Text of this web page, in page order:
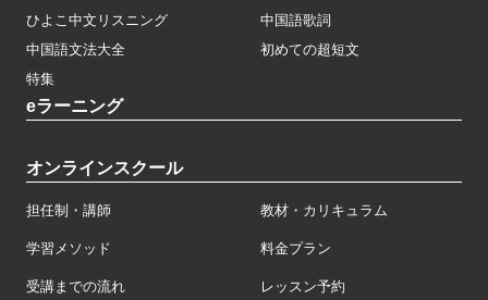
ひよこ中文リスニング
中国語歌詞
中国語文法大全
初めての超短文
特集
eラーニング
オンラインスクール
担任制・講師 教材・カリキュラム
学習メソッド 料金プラン
受講までの流れ レッスン予約